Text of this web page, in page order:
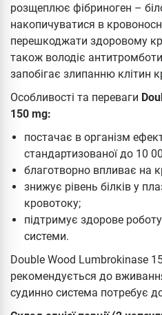
розщеплює фібриноген –
накопичуватися в
перешкоджати здоровому
також володіє
запобігає злипанню клітин
Особливості та переваги
150 mg:
постачає в організм
стандартизованої до 10
благотворно впливає на
знижує рівень білків у
кровотоку;
підтримує здорове
системи.
Double Wood Lumbrokinase
рекомендується до
судинно система потребує